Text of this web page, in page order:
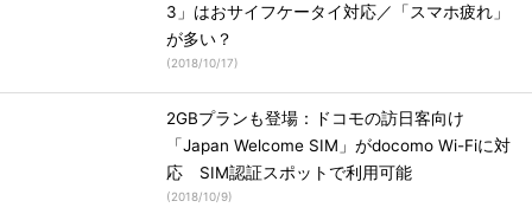
3」はおサイフケータイ対応／「スマホ疲れ」
が多い？
(2018/10/17)
2GBプランも登場：ドコモの訪日客向け
「Japan Welcome SIM」がdocomo Wi-Fiに対
応 SIM認証スポットで利用可能
(2018/10/9)